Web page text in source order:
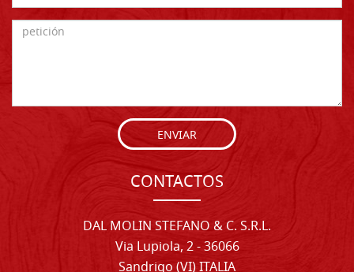
ENVIAR
CONTACTOS
DAL MOLIN STEFANO & C. S.R.L.
Via Lupiola, 2 - 36066
Sandrigo (VI) ITALIA